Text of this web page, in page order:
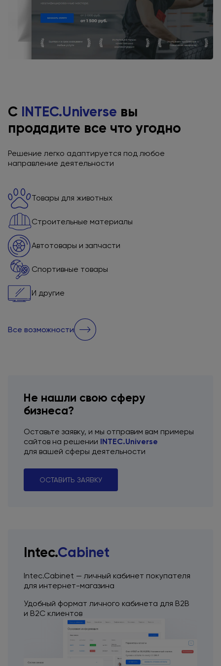
С INTEC.Universe вы
продадите все что угодно
Решение легко адаптируется под любое
направление деятельности
Товары для животных
Строительные материалы
Автотовары и запчасти
Спортивные товары
И другие
Все возможности
Не нашли свою сферу
бизнеса?
Оставьте заявку, и мы отправим вам примеры
сайтов на решении INTEC.Universe
для вашей сферы деятельности
ОСТАВИТЬ ЗАЯВКУ
Intec.Cabinet
Intec.Cabinet — личный кабинет покупателя
для интернет-магазина
Удобный формат личного кабинета для B2B
и B2C клиентов